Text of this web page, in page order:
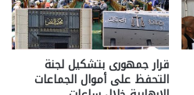
قرار جمهورى بتشكيل لجنة
التحفظ على أموال الجماعات